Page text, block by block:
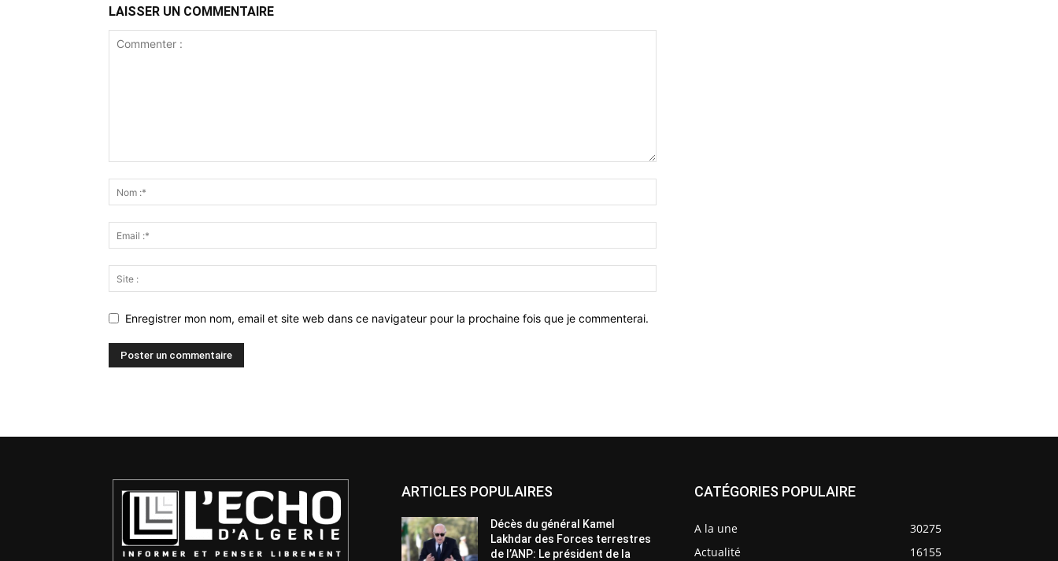
LAISSER UN COMMENTAIRE
Enregistrer mon nom, email et site web dans ce navigateur pour la prochaine fois que je commenterai.
ARTICLES POPULAIRES
Décès du général Kamel
Lakhdar des Forces terrestres
de l’ANP: Le président de la
CATÉGORIES POPULAIRE
A la une
30275
Actualité
16155